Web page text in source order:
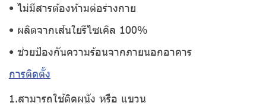
• ไม่มีสารต้องห้ามต่อร่างกาย
• ผลิตจากเส้นใยรีไซเคิล 100%
• ช่วยป้องกันความร้อนจากภายนอกอาคาร
การติดตั้ง
1.สามารถใช้ติดผนัง หรือ แขวน